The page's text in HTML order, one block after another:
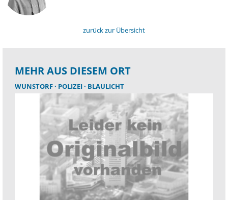
zurück zur Übersicht
MEHR AUS DIESEM ORT
WUNSTORF POLIZEI BLAULICHT